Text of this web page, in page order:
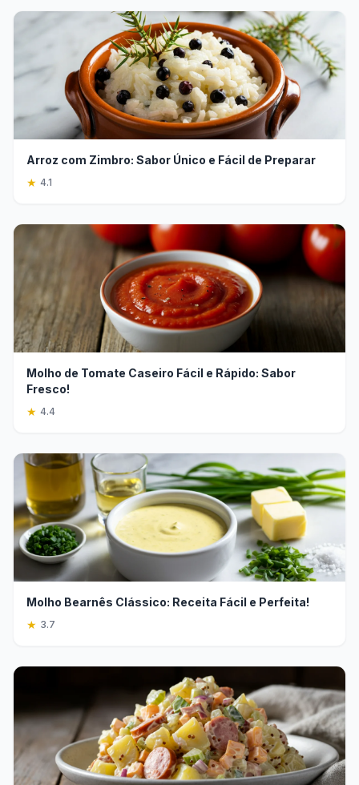
Arroz com Zimbro: Sabor Único e Fácil de Preparar
★ 4.1
Molho de Tomate Caseiro Fácil e Rápido: Sabor
Fresco!
★ 4.4
Molho Bearnês Clássico: Receita Fácil e Perfeita!
★ 3.7